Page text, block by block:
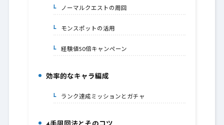
2-1.ノーマルクエストの周回
2-2.モンスポットの活用
2-3.経験値50倍キャンペーン
3.効率的なキャラ編成
3-1.ランク達成ミッションとガチャ